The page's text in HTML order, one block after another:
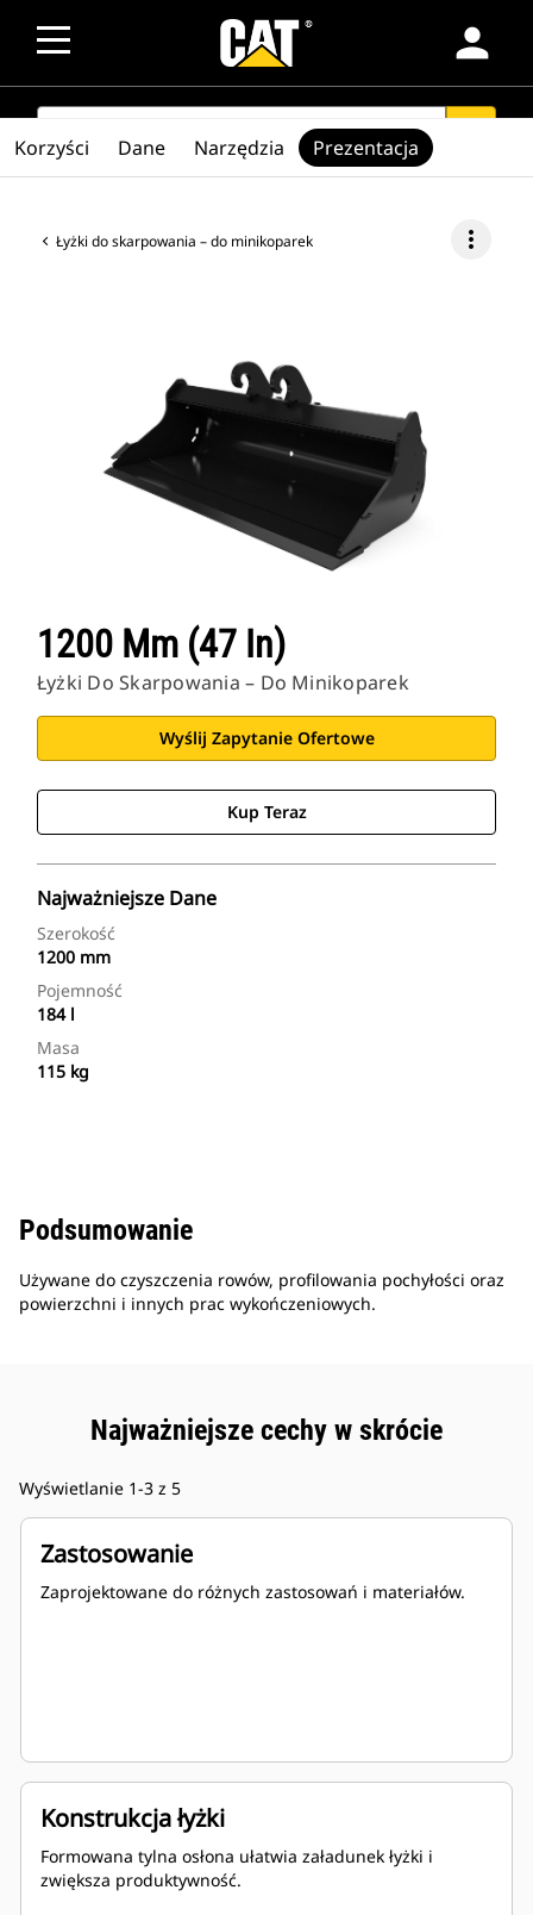
person
SEARCH
Łyżki do skarpowania – do minikoparek more_vert
1200 Mm (47 In)
Łyżki Do Skarpowania – Do Minikoparek
Wyślij Zapytanie Ofertowe
Kup Teraz
Najważniejsze Dane
Szerokość
1200 mm
Pojemność
184 l
Masa
115 kg
Korzyści Dane Narzędzia Prezentacja
Podsumowanie
Używane do czyszczenia rowów, profilowania pochyłości oraz
powierzchni i innych prac wykończeniowych.
Najważniejsze cechy w skrócie
Wyświetlanie 1-3 z 5
Zastosowanie
Zaprojektowane do różnych zastosowań i materiałów.
Konstrukcja łyżki
Formowana tylna osłona ułatwia załadunek łyżki i
zwiększa produktywność.